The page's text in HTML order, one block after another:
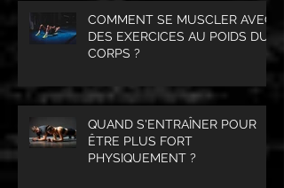
COMMENT SE MUSCLER AVEC
DES EXERCICES AU POIDS DU
CORPS ?
QUAND S'ENTRAÎNER POUR
ÊTRE PLUS FORT
PHYSIQUEMENT ?